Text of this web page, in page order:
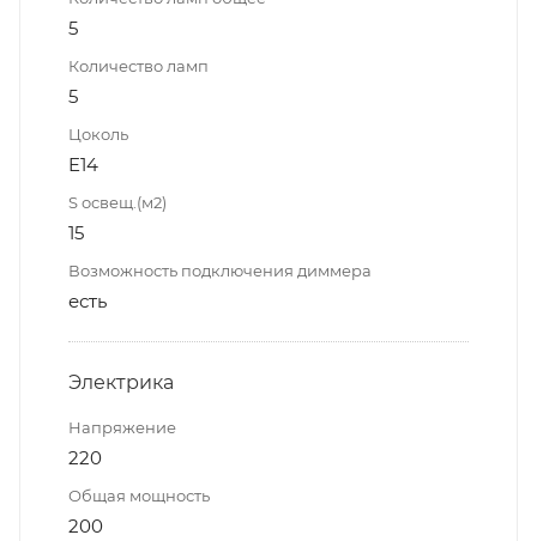
5
Количество ламп
5
Цоколь
E14
S освещ.(м2)
15
Возможность подключения диммера
есть
Электрика
Напряжение
220
Общая мощность
200